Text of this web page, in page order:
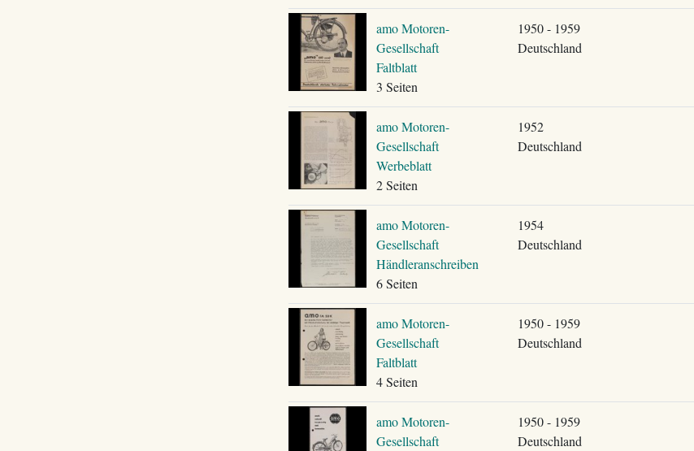
amo Motoren-
Gesellschaft
Faltblatt
3 Seiten
1950 - 1959
Deutschland
amo Motoren-
Gesellschaft
Werbeblatt
2 Seiten
1952
Deutschland
amo Motoren-
Gesellschaft
Händleranschreiben
6 Seiten
1954
Deutschland
amo Motoren-
Gesellschaft
Faltblatt
4 Seiten
1950 - 1959
Deutschland
amo Motoren-
Gesellschaft
1950 - 1959
Deutschland